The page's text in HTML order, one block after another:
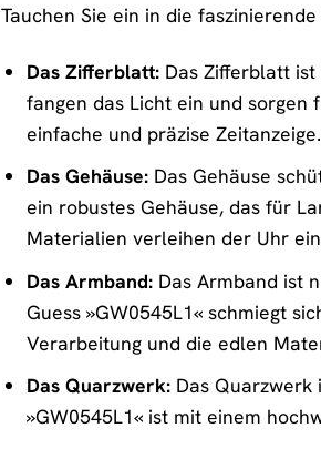
Tauchen Sie ein in die
Das Zifferblatt:Das Zifferblatt ist
fangen das Licht ein und sorgen
einfache und präzise Zeitanzeige.
Das Gehäuse:Das Gehäuse
ein robustes Gehäuse, das für
Materialien verleihen der Uhr
Das Armband:Das Armband ist
Guess »GW0545L1« schmiegt
Verarbeitung und die edlen
Das Quarzwerk:Das Quarzwerk
»GW0545L1« ist mit einem